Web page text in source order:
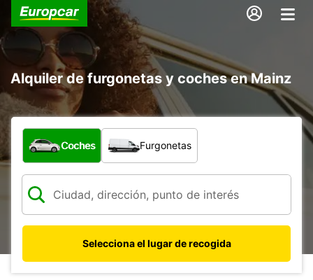
Alquiler de furgonetas y coches en Mainz
¿Qué tipo de vehículo?
Coches Furgonetas
Selecciona el lugar de recogida